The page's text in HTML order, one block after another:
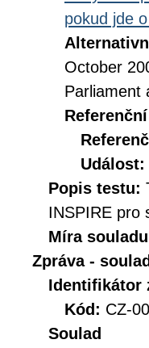
pokud jde
October
Parliament
Událost:
Popis testu:
INSPIRE pro
Míra
Zpráva -
Identifikátor
Kód: CZ-
Soulad